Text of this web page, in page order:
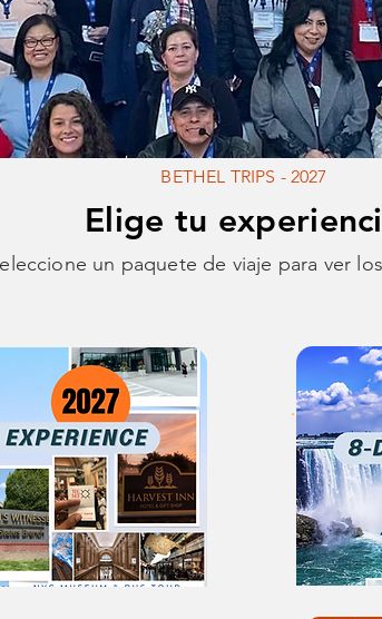
BETHEL TRIPS - 2027
Elige tu
un paquete de viaje para ver